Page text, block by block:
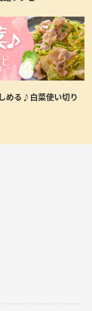
める♪白菜使い切り